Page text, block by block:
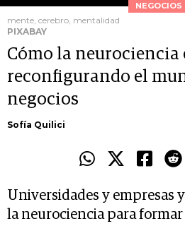
NEGOCIOS
mente, cerebro, mentalidad
PIXABAY
Cómo la neurociencia
reconfigurando el
negocios
Sofía Quilici
Universidades y empresas
la neurociencia para formar